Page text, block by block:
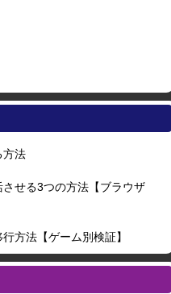
方法
せる3つの方法【ブラウザ
方法【ゲーム別検証】